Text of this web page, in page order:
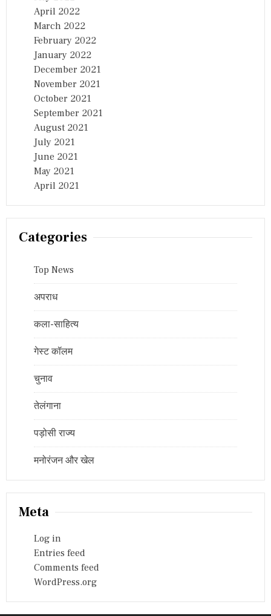
April 2022
March 2022
February 2022
January 2022
December 2021
November 2021
October 2021
September 2021
August 2021
July 2021
June 2021
May 2021
April 2021
Categories
Top News
अपराध
कला-साहित्य
गेस्ट कॉलम
चुनाव
तेलंगाना
पड़ोसी राज्य
मनोरंजन और खेल
Meta
Log in
Entries feed
Comments feed
WordPress.org